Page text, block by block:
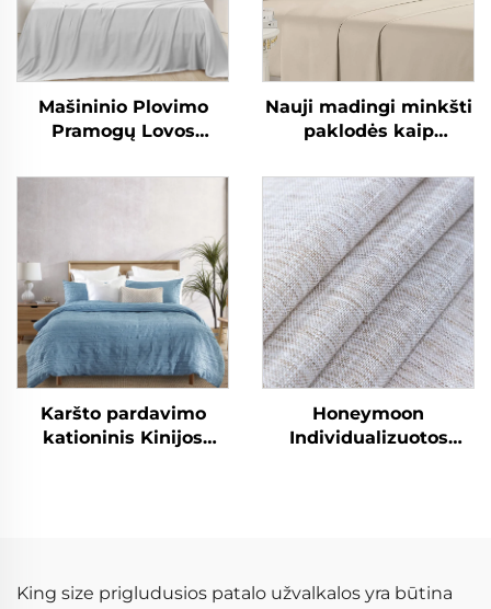
Mašininio Plovimo
Pramogų Lovos
Šilkinės Minkštos
Nauji madingi minkšti
paklodės kaip
anksto skalbti
vienspalviai
mikropluošto
paklodžių rinkiniai
visai pačiai
Karšto pardavimo
kationinis Kinijos
Honeymoon
Individualizuotos
permatomos langų
King size prigludusios patalo užvalkalos yra būtina